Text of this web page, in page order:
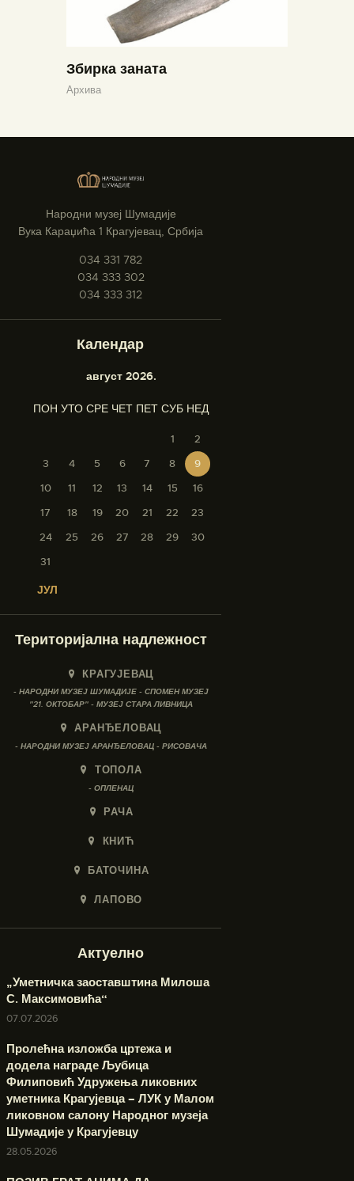
Збирка заната
Архива
Народни музеј Шумадије
Вука Караџића 1 Крагујевац, Србија
034 331 782
034 333 302
034 333 312
Календар
август 2026.
ПОН УТО СРЕ ЧЕТ ПЕТ СУБ НЕД
1
2
3
4 5 6 7 8
9
10
11 12 13 14 15
16
17
18 19 20 21 22
23
24
25 26 27 28 29
30
31
« ЈУЛ
Територијална надлежност
КРАГУЈЕВАЦ
- НАРОДНИ МУЗЕЈ ШУМАДИЈЕ - СПОМЕН МУЗЕЈ
"21. ОКТОБАР" - МУЗЕЈ СТАРА ЛИВНИЦА
АРАНЂЕЛОВАЦ
- НАРОДНИ МУЗЕЈ АРАНЂЕЛОВАЦ - РИСОВАЧА
ТОПОЛА
- ОПЛЕНАЦ
РАЧА
КНИЋ
БАТОЧИНА
ЛАПОВО
Актуелно
„Уметничка заоставштина Милоша
С. Максимовића“
07.07.2026
Пролећна изложба цртежа и
додела награде Љубица
Филиповић Удружења ликовних
уметника Крагујевца – ЛУК у Малом
ликовном салону Народног музеја
Шумадије у Крагујевцу
28.05.2026